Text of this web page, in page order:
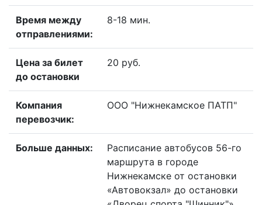
Время между
отправлениями:
8-18 мин.
Цена за билет
до остановки
20 руб.
Компания
перевозчик:
ООО "Нижнекамское ПАТП"
Больше данных:
Расписание автобусов 56-го
маршрута в городе
Нижнекамске от остановки
«Автовокзал» до остановки